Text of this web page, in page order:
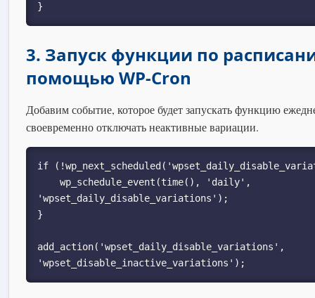
3. Запуск функции по
помощью WP-Cron
Добавим событие, которое будет запускать функцию
своевременно отключать неактивные вариации.
if
'wpset_daily_disable_variations');
}
add_action('wpset_daily_disable_variations',